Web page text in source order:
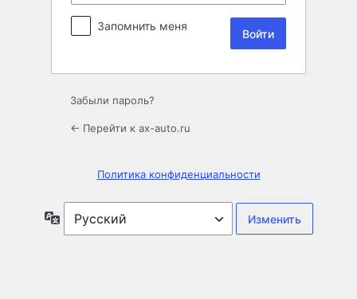
Запомнить меня
Забыли пароль?
← Перейти к ax-auto.ru
Политика конфиденциальности
Язык